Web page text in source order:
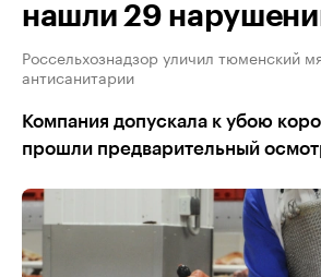
нашли 29
Россельхознадзор уличил тюменский
антисанитарии
Компания допускала к убою
прошли предварительный